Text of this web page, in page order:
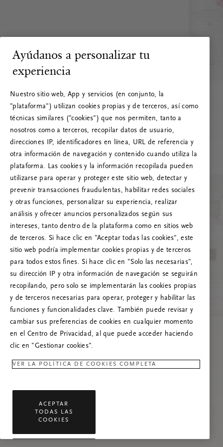
RITUALS 500
¡Vaya! Error de servidor
Prueba a actualizar esta página o, si el
problema persiste, ponte en contacto con
nosotros.
Ayúdanos a personalizar tu
experiencia
Nuestro sitio web, App y servicios (en conjunto, la
"plataforma") utilizan cookies propias y de terceros, así como
técnicas similares ("cookies") que nos permiten, tanto a
nosotros como a terceros, recopilar datos de usuario,
direcciones IP, identificadores en línea, URL de referencia y
otra información de navegación y contenido cuando utiliza la
plataforma. Las cookies y la información recopilada pueden
utilizarse para operar y proteger este sitio web, detectar y
prevenir transacciones fraudulentas, habilitar redes sociales
y otras funciones, personalizar su experiencia, realizar
análisis y ofrecer anuncios personalizados según sus
intereses, tanto dentro de la plataforma como en sitios web
de terceros. Si hace clic en "Aceptar todas las cookies", este
sitio web podría implementar cookies propias y de terceros
para todos estos fines. Si hace clic en "Solo las necesarias",
su dirección IP y otra información de navegación se seguirán
recopilando, pero solo se implementarán las cookies propias
y de terceros necesarias para operar, proteger y habilitar las
funciones y funcionalidades clave. También puede revisar y
cambiar sus preferencias de cookies en cualquier momento
en el Centro de Privacidad, al que puede acceder haciendo
clic en "Gestionar cookies".
VER LA POLÍTICA DE COOKIES COMPLETA
ACEPTAR
TODAS LAS
COOKIES